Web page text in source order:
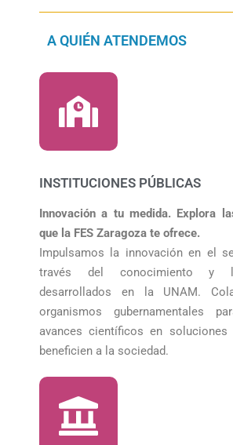
A QUIÉN ATENDEMOS
INSTITUCIONES PÚBLICAS
Innovación a tu medida. Explora
que la FES Zaragoza te ofrece.
Impulsamos la innovación en el
través del conocimiento y
desarrollados en la UNAM.
organismos gubernamentales
avances científicos en soluciones
beneficien a la sociedad.